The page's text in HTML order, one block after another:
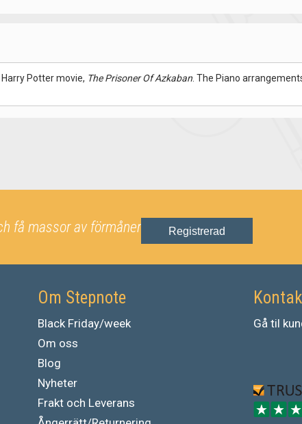
Potter movie, The Prisoner Of Azkaban. The Piano
få massor av förmåner Registrerad
Om Stepnote
Black Friday/week
Om oss
Blog
Nyheter
Frakt och Leverans
Gå til